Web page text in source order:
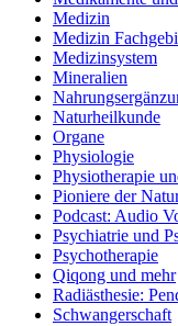
Medizin
Medizin
Medizinsystem
Mineralien
Naturheilkunde
Organe
Physiologie
Physiotherapie
Pioniere der
Podcast: Audio
Psychiatrie und
Psychotherapie
Qiqong und mehr
Radiästhesie:
Schwangerschaft